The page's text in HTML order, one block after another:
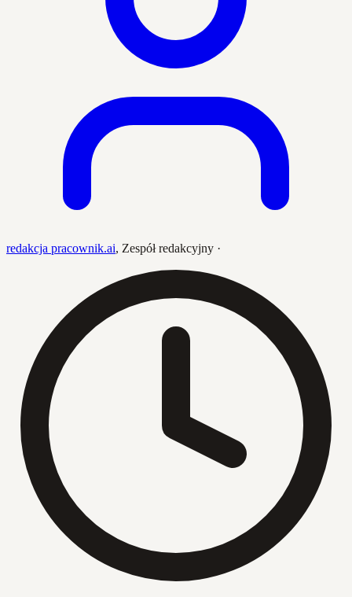
redakcja pracownik.ai, Zespół redakcyjny ·